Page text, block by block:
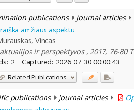
publications Journal articles
amžiaus aspektu
Vincas
ir perspektyvos , 2017, 76-80
2 Captured: 2026-07-30 00:00:43
Related Publications
publications Journal articles